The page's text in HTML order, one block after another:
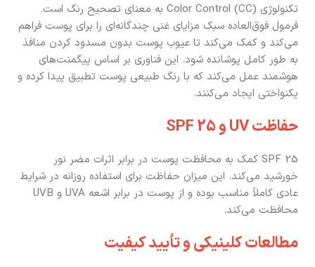
تکنولوژی Color Control (CC) به معنای تصحیح رنگ است.
فرمول فوق‌العاده سبک مزایای غنی چندگانه‌ای را برای پوست فراهم
می‌کند و کمک می‌کند تا عیوب پوست بدون مسدود کردن منافذ
به طور کامل پوشانده شود. این فناوری بر اساس پیگمنت‌های
هوشمند عمل می‌کند که با رنگ طبیعی پوست تطبیق پیدا کرده و
یکنواختی ایجاد می‌کنند.
حفاظت UV و SPF 25
SPF 25 کمک به محافظت پوست در برابر اثرات مضر نور
خورشید می‌کند. این میزان حفاظت برای استفاده روزانه در شرایط
عادی کاملاً مناسب بوده و از پوست در برابر اشعه UVA و UVB
محافظت می‌کند.
مطالعات کلینیکی و تأیید کیفیت